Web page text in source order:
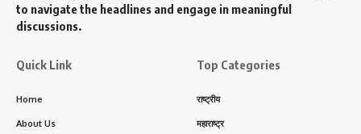
to navigate the headlines and engage in meaningful
discussions.
Quick Link
Home
About Us
Top Categories
राष्ट्रीय
महाराष्ट्र